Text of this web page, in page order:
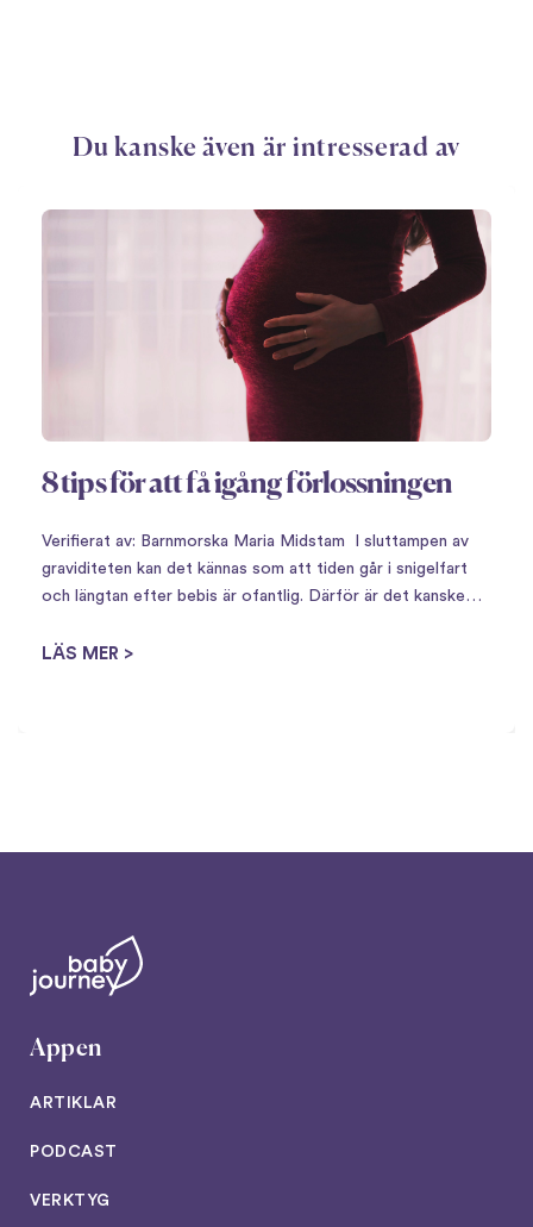
Du kanske även är intresserad av
8 tips för att få igång förlossningen
Verifierat av: Barnmorska Maria Midstam I sluttampen av
graviditeten kan det kännas som att tiden går i snigelfart
och längtan efter bebis är ofantlig. Därför är det kanske
att…
LÄS MER >
Appen
ARTIKLAR
PODCAST
VERKTYG